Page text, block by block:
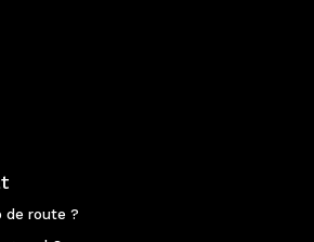
de route ?